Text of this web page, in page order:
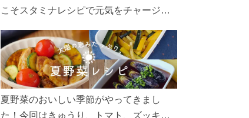
こそスタミナレシピで元気をチャージ！
リ食べて、夏バテを吹き飛ばしましょ
う！
夏野菜のおいしい季節がやってきまし
た！今回はきゅうり、トマト、ズッキー